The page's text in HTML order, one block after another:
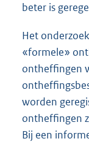
beter is
Het
«formele»
ontheffingen
worden
ontheffingen
Bij een